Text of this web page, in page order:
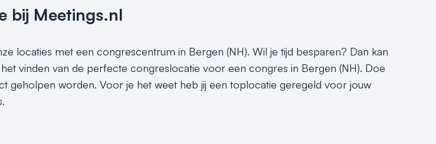
bij Meetings.nl
locaties met een congrescentrum in Bergen (NH). Wil je tijd besparen? Dan kan
vinden van de perfecte congreslocatie voor een congres in Bergen (NH). Doe
geholpen worden. Voor je het weet heb jij een toplocatie geregeld voor jouw